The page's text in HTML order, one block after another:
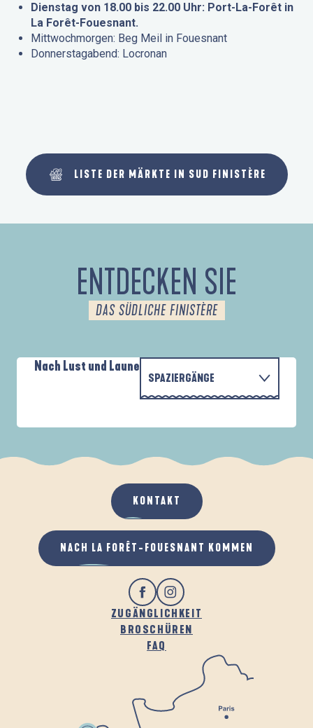
Dienstag von 18.00 bis 22.00 Uhr: Port-La-Forêt in
La Forêt-Fouesnant.
Mittwochmorgen: Beg Meil in Fouesnant
Donnerstagabend: Locronan
LISTE DER MÄRKTE IN SUD FINISTÈRE
ENTDECKEN SIE
DAS SÜDLICHE FINISTÈRE
Nach Lust und Laune
SPAZIERGÄNGE
WENN ES REGNET
AN DER FRISCHEN LUFT
PARCOURS D'INTERPRÉTATION DE L'ANSE
ZUGÄNGLICHKEIT
BROSCHÜREN
FAQ
KONTAKT
NACH LA FORÊT-FOUESNANT KOMMEN